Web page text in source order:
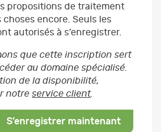
propositions de traitement
choses encore. Seuls les
autorisés à s’enregistrer.
que cette inscription sert
au domaine spécialisé.
de la disponibilité,
notre service client.
S’enregistrer maintenant